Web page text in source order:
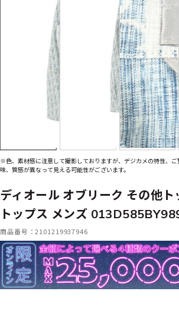
※色、素材感に注意して撮影しておりますが、デジカメの特性、
味、質感が異なって見える可能性がございます。
ディオール オブリーク その他
トップス メンズ
商品番号：2101219937946